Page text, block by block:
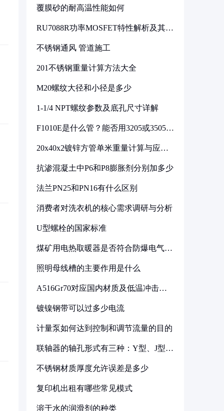
覆膜砂的耐高温性能如何
RU7088R功率MOSFET特性解析及其在
不锈钢通风 管道施工
201不锈钢重量计算方法大全
M20螺纹大径和小径是多少
1-1/4 NPT螺纹参数及底孔尺寸详解
F1010E是什么管？能否用3205或3505代
20x40x2镀锌方管单米重量计算与应用
抗渗混凝土中P6和P8膨胀剂分别加多少
法兰PN25和PN16有什么区别
消费者对洗衣机的核心需求调研与分析
U型螺栓的国家标准
煤矿用电热取暖器是否符合防爆电气设
照明母线槽的主要作用是什么
A516Gr70对应国内材质及低温冲击要
镀镍钢带可以过多少电流
计量泵如何达到控制和调节流量的目的
联轴器的轴孔形式有三种：Y型、J型、
不锈钢材质厚度允许误差是多少
复印机出租有哪些常见模式
溶于水的润滑剂的种类